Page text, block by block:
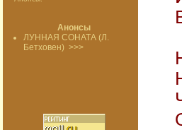
Анонсы
ЛУННАЯ СОНАТА (Л.
Бетховен) >>>